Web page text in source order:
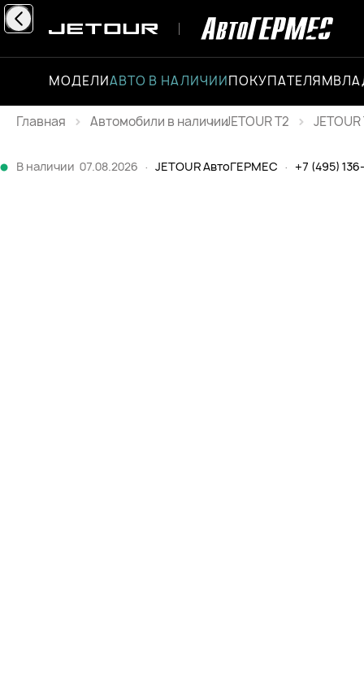
МОДЕЛИАВТО В НАЛИЧИИПОКУПАТЕЛЯМ
Главная
JETOUR T2
В наличии 07.08.2026 · JETOUR АвтоГЕРМЕС · +7 (495)